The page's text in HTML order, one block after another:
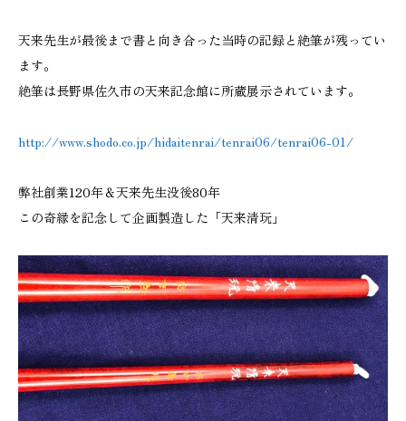
天来先生が最後まで書と向き合った当時の記録と絶筆が残ってい
ます。
絶筆は長野県佐久市の天来記念館に所蔵展示されています。
http://www.shodo.co.jp/hidaitenrai/tenrai06/tenrai06-01/
弊社創業120年＆天来先生没後80年
この奇縁を記念して企画製造した「天来清玩」